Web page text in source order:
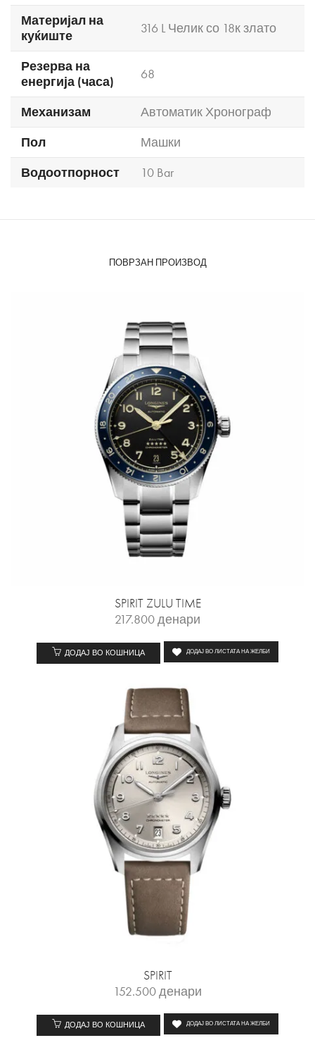
Материјал на
куќиште
316 L Челик со 18к злато
Резерва на
енергија (часа)
68
Механизам
Автоматик Хронограф
Пол
Машки
Водоотпорност
10 Bar
ПОВРЗАН ПРОИЗВОД
SPIRIT ZULU TIME
217.800денари
ДОДАЈ ВО КОШНИЦА ДОДАЈ ВО ЛИСТАТА НА ЖЕЛБИ
SPIRIT
152.500денари
ДОДАЈ ВО КОШНИЦА ДОДАЈ ВО ЛИСТАТА НА ЖЕЛБИ